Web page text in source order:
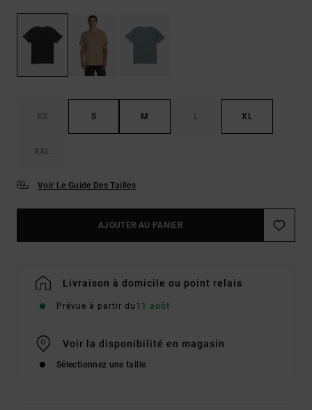
XS S M L XL
XXL
Voir Le Guide Des Tailles
AJOUTER AU PANIER
Livraison à domicile ou point relais
Prévue à partir du 11 août
Voir la disponibilité en magasin
Sélectionnez une taille